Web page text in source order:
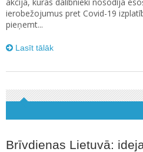
ierobežojumus pret Covid-19
pieņemt...
Lasīt tālāk
Brīvdienas Lietuvā: